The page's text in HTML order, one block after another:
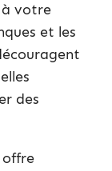
votre
et les
des
offre